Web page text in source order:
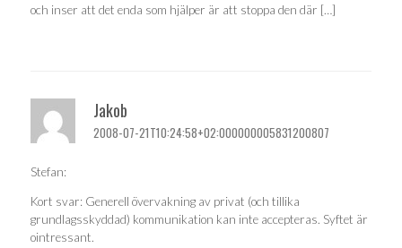
och inser att det enda som hjälper är att stoppa den där […]
Jakob
2008-07-21T10:24:58+02:000000005831200807
Stefan:
Kort svar: Generell övervakning av privat (och tillika
grundlagsskyddad) kommunikation kan inte accepteras. Syftet är
ointressant.